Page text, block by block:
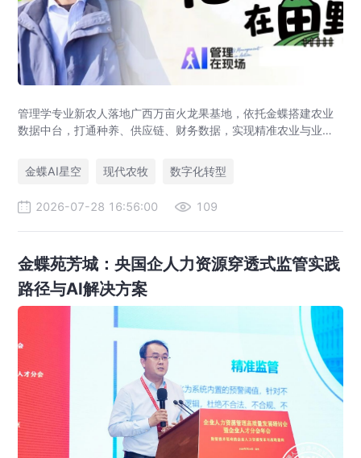
管理学专业新农人落地广西万亩火龙果基地，依托金蝶搭建农业
数据中台，打通种养、供应链、财务数据，实现精准农业与业财
金蝶AI星空
现代农牧 数字化转型
2026-07-28 16:56:00 109
金蝶苑芳城：央国企人力资源穿透式监管实践
路径与AI解决方案